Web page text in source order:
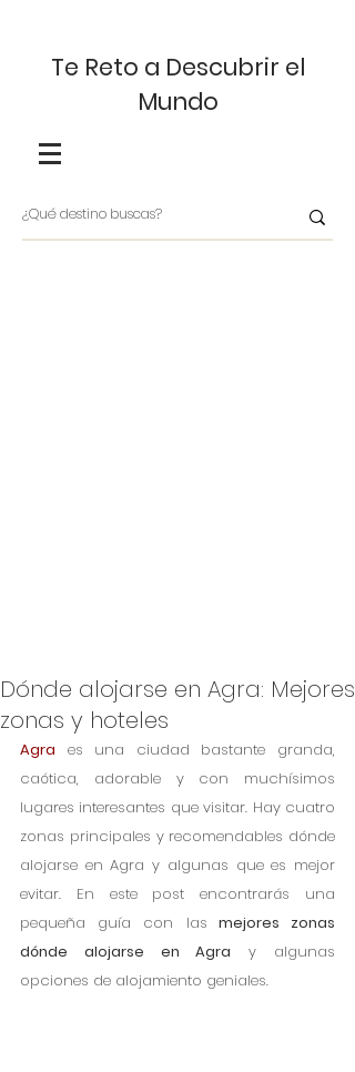
Te Reto a Descubrir el
Mundo
Dónde alojarse en Agra: Mejores
zonas y hoteles
Agra es una ciudad bastante granda,
caótica, adorable y con muchísimos
lugares interesantes que visitar. Hay cuatro
zonas principales y recomendables dónde
alojarse en Agra y algunas que es mejor
evitar. En este post encontrarás una
pequeña guía con las mejores zonas
dónde alojarse en Agra y algunas
opciones de alojamiento geniales.